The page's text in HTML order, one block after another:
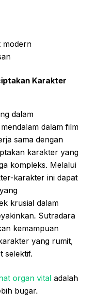
modern
Karakter
dalam
dalam film
sama dengan
karakter yang
kompleks. Melalui
karakter ini dapat
krusial dalam
Sutradara
kemampuan
yang rumit,
selektif.
organ vital adalah
bugar.